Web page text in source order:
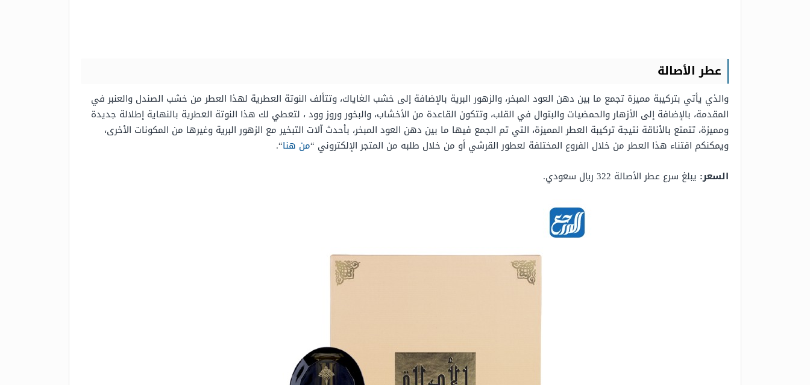
عطر الأصالة
والذي يأتي بتركيبة مميزة تجمع ما بين دهن العود المبخر، والزهور البرية بالإضافة إلى خشب الغاياك، وتتألف النوتة العطرية لهذا العطر من خشب الصندل والعنبر في
المقدمة، بالإضافة إلى الأزهار والحمضيات والبتوال في القلب، وتتكون القاعدة من الأخشاب، والبخور وروز وود ، لتعطي لك هذا النوتة العطرية بالنهاية إطلالة جديدة
ومميزة، تتمتع بالأناقة نتيجة تركيبة العطر المميزة، التي تم الجمع فيها ما بين دهن العود المبخر، بأحدث آلات التبخير مع الزهور البرية وغيرها من المكونات الأخرى،
ويمكنكم اقتناء هذا العطر من خلال الفروع المختلفة لعطور القرشي أو من خلال طلبه من المتجر الإلكتروني “من هنا“.
السعر: يبلغ سرع عطر الأصالة 322 ريال سعودي.